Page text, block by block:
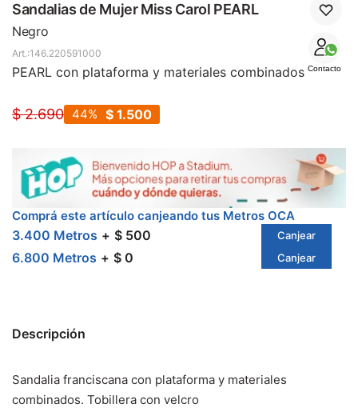
Sandalias de Mujer Miss Carol PEARL
Negro
Contacto
146.220591000
PEARL con plataforma y materiales combinados
$ 2.690 $ 1.500
44
Comprá este artículo canjeando tus Metros OCA
3.400 Metros $ 500 Canjear
6.800 Metros $ 0 Canjear
Descripción
Sandalia franciscana con plataforma y materiales
combinados. Tobillera con velcro